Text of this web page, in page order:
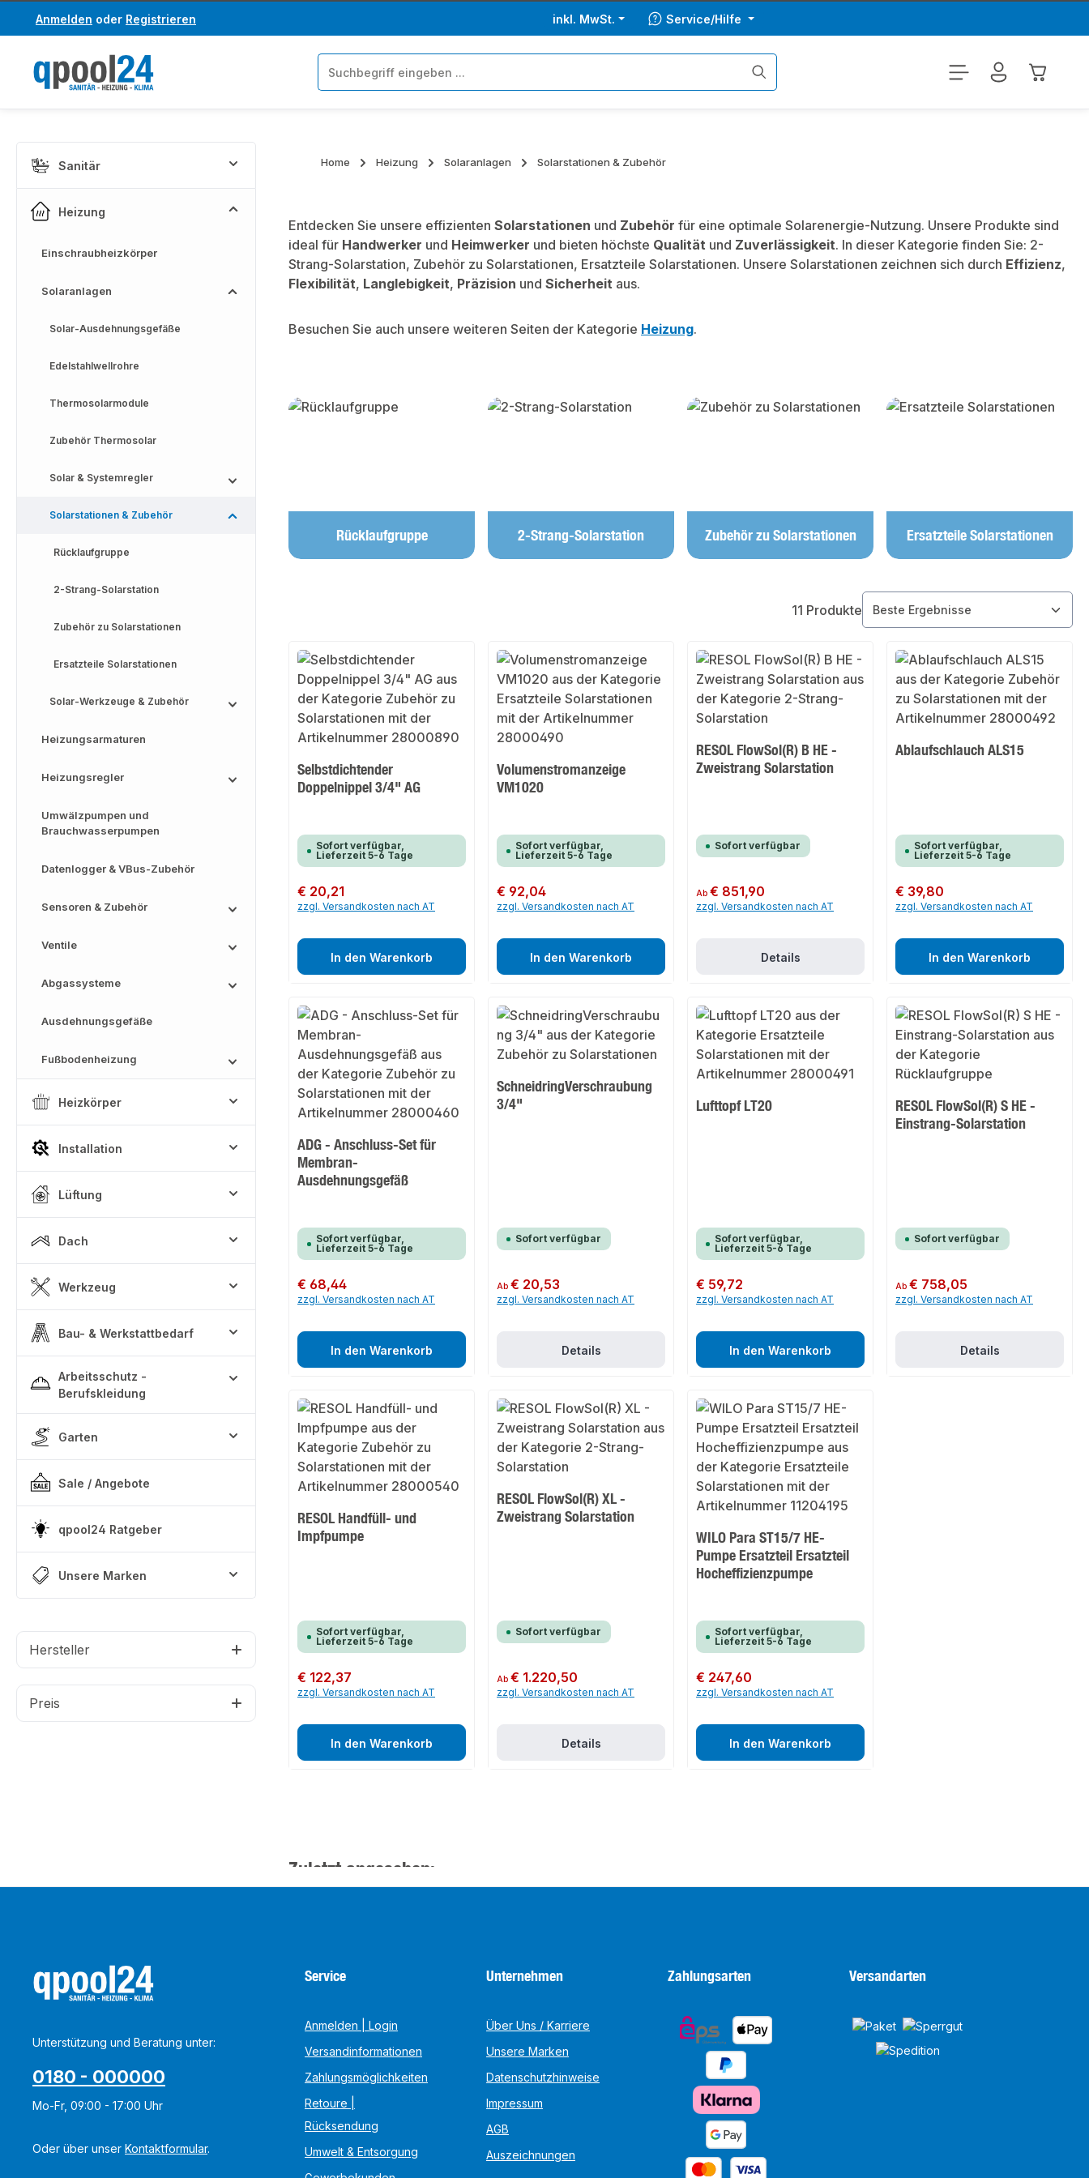
Hauptinhalt springen
Zur Suche springen
Anmelden oder Registrieren inkl. MwSt. Service/Hilfe
Sanitär
Heizung
Einschraubheizkörper
Solaranlagen
Solar-Ausdehnungsgefäße
Edelstahlwellrohre
Thermosolarmodule
Zubehör Thermosolar
Solar & Systemregler
Solarstationen & Zubehör
Rücklaufgruppe
2-Strang-Solarstation
Zubehör zu Solarstationen
Ersatzteile Solarstationen
Solar-Werkzeuge & Zubehör
Heizungsarmaturen
Heizungsregler
Umwälzpumpen und
Brauchwasserpumpen
Datenlogger & VBus-Zubehör
Sensoren & Zubehör
Ventile
Abgassysteme
Ausdehnungsgefäße
Fußbodenheizung
Heizkörper
Installation
Lüftung
Dach
Werkzeug
Bau- & Werkstattbedarf
Arbeitsschutz -
Berufskleidung
Garten
Sale / Angebote
qpool24 Ratgeber
Unsere Marken
Hersteller
Preis
Home Heizung Solaranlagen Solarstationen & Zubehör
Entdecken Sie unsere effizienten Solarstationen und Zubehör für eine optimale Solarenergie-Nutzung. Unsere Produkte sind
ideal für Handwerker und Heimwerker und bieten höchste Qualität und Zuverlässigkeit. In dieser Kategorie finden Sie: 2-
Strang-Solarstation, Zubehör zu Solarstationen, Ersatzteile Solarstationen. Unsere Solarstationen zeichnen sich durch Effizienz,
Flexibilität, Langlebigkeit, Präzision und Sicherheit aus.
Besuchen Sie auch unsere weiteren Seiten der Kategorie Heizung.
Kategoriegalerie überspringen
Rücklaufgruppe 2-Strang-Solarstation Zubehör zu Solarstationen Ersatzteile Solarstationen
11 Produkte
Selbstdichtender
Doppelnippel 3/4" AG
Sofort verfügbar,
Lieferzeit 5-6 Tage
Regulärer Preis:
€ 20,21
zzgl. Versandkosten nach AT
In den Warenkorb
Volumenstromanzeige
VM1020
Sofort verfügbar,
Lieferzeit 5-6 Tage
Regulärer Preis:
€ 92,04
zzgl. Versandkosten nach AT
In den Warenkorb
RESOL FlowSol(R) B HE -
Zweistrang Solarstation
Sofort verfügbar
Regulärer Preis:
Ab€ 851,90
zzgl. Versandkosten nach AT
Details
Ablaufschlauch ALS15
Sofort verfügbar,
Lieferzeit 5-6 Tage
Regulärer Preis:
€ 39,80
zzgl. Versandkosten nach AT
In den Warenkorb
ADG - Anschluss-Set für
Membran-
Ausdehnungsgefäß
Sofort verfügbar,
Lieferzeit 5-6 Tage
Regulärer Preis:
€ 68,44
zzgl. Versandkosten nach AT
In den Warenkorb
SchneidringVerschraubung
3/4"
Sofort verfügbar
Regulärer Preis:
Ab€ 20,53
zzgl. Versandkosten nach AT
Details
Lufttopf LT20
Sofort verfügbar,
Lieferzeit 5-6 Tage
Regulärer Preis:
€ 59,72
zzgl. Versandkosten nach AT
In den Warenkorb
RESOL FlowSol(R) S HE -
Einstrang-Solarstation
Sofort verfügbar
Regulärer Preis:
Ab€ 758,05
zzgl. Versandkosten nach AT
Details
RESOL Handfüll- und
Impfpumpe
Sofort verfügbar,
Lieferzeit 5-6 Tage
Regulärer Preis:
€ 122,37
zzgl. Versandkosten nach AT
In den Warenkorb
RESOL FlowSol(R) XL -
Zweistrang Solarstation
Sofort verfügbar
Regulärer Preis:
Ab€ 1.220,50
zzgl. Versandkosten nach AT
Details
WILO Para ST15/7 HE-
Pumpe Ersatzteil Ersatzteil
Hocheffizienzpumpe
Sofort verfügbar,
Lieferzeit 5-6 Tage
Regulärer Preis:
€ 247,60
zzgl. Versandkosten nach AT
In den Warenkorb
Zuletzt angesehen:
Unterstützung und Beratung unter:
0180 - 000000
Mo-Fr, 09:00 - 17:00 Uhr
Oder über unser Kontaktformular.
Service
Anmelden | Login
Versandinformationen
Zahlungsmöglichkeiten
Retoure |
Rücksendung
Umwelt & Entsorgung
Unternehmen
Über Uns / Karriere
Unsere Marken
Datenschutzhinweise
Impressum
AGB
Auszeichnungen
Zahlungsarten Versandarten